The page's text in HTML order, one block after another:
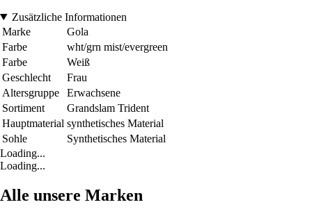
Zusätzliche Informationen
Marke
Gola
Farbe
wht/grn mist/evergreen
Farbe
Weiß
Geschlecht
Frau
Altersgruppe
Erwachsene
Sortiment
Grandslam Trident
Hauptmaterial synthetisches Material
Sohle
Synthetisches Material
Loading...
Loading...
Alle unsere Marken